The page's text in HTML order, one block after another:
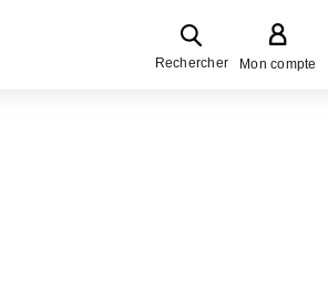
Rechercher Mon compte